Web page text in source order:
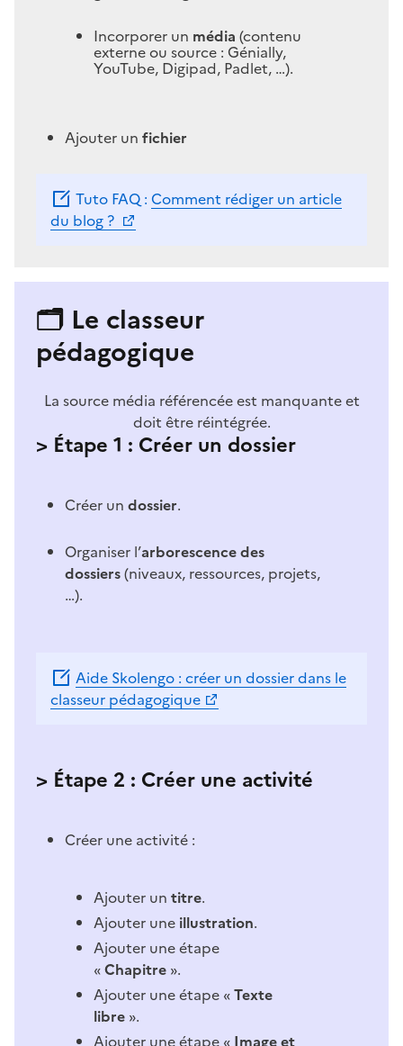
Incorporer un média (contenu
externe ou source : Génially,
YouTube, Digipad, Padlet, …).
Ajouter un fichier
Tuto FAQ : Comment rédiger un article
du blog ?
🗂️ Le classeur
pédagogique
La source média référencée est manquante et
doit être réintégrée.
> Étape 1 : Créer un dossier
Créer un dossier.
Organiser l’arborescence des
dossiers(niveaux, ressources, projets,
…).
Aide Skolengo : créer un dossier dans le
classeur pédagogique
> Étape 2 : Créer une activité
Créer une activité :
Ajouter un titre.
Ajouter une illustration.
Ajouter une étape
«Chapitre ».
Ajouter une étape «Texte
libre ».
Ajouter une étape « Image et